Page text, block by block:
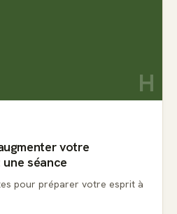
H
votre
séance
pour préparer votre esprit à